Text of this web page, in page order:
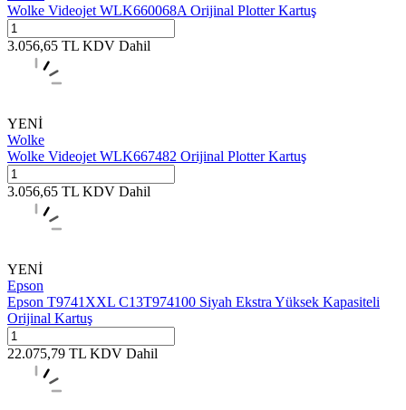
Wolke Videojet WLK660068A Orijinal Plotter Kartuş
3.056,65 TL KDV Dahil
YENİ
Wolke
Wolke Videojet WLK667482 Orijinal Plotter Kartuş
3.056,65 TL KDV Dahil
YENİ
Epson
Epson T9741XXL C13T974100 Siyah Ekstra Yüksek Kapasiteli
Orijinal Kartuş
22.075,79 TL KDV Dahil